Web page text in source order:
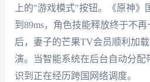
上的"游戏模式"按钮。《原神》
到89ms，角色技能释放终于不
后，妻子的芒果TV会员顺利加
演。当智能系统在后台自动分配
识到正在经历跨国网络调度。